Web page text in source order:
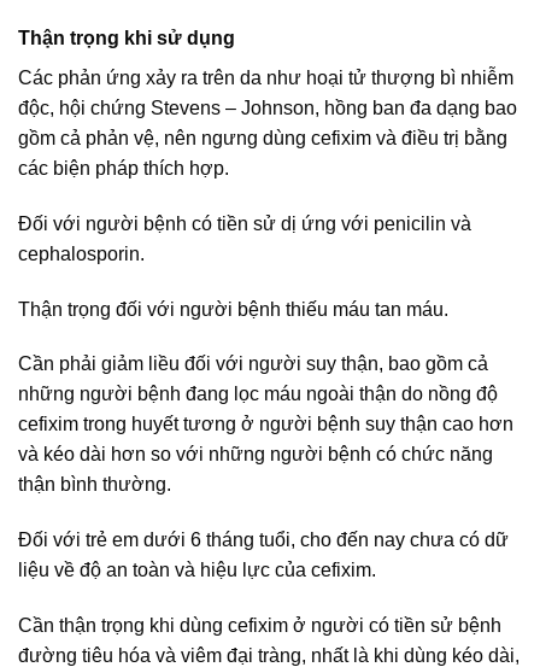
Thận trọng khi sử dụng
Các phản ứng xảy ra trên da như hoại tử thượng bì nhiễm
độc, hội chứng Stevens – Johnson, hồng ban đa dạng bao
gồm cả phản vệ, nên ngưng dùng cefixim và điều trị bằng
các biện pháp thích hợp.
Đối với người bệnh có tiền sử dị ứng với penicilin và
cephalosporin.
Thận trọng đối với người bệnh thiếu máu tan máu.
Cần phải giảm liều đối với người suy thận, bao gồm cả
những người bệnh đang lọc máu ngoài thận do nồng độ
cefixim trong huyết tương ở người bệnh suy thận cao hơn
và kéo dài hơn so với những người bệnh có chức năng
thận bình thường.
Đối với trẻ em dưới 6 tháng tuổi, cho đến nay chưa có dữ
liệu về độ an toàn và hiệu lực của cefixim.
Cần thận trọng khi dùng cefixim ở người có tiền sử bệnh
đường tiêu hóa và viêm đại tràng, nhất là khi dùng kéo dài,